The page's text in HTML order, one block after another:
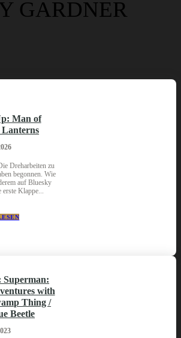
GARDNER
Man of
Dreharbeiten zu
begonnen. Wie
auf Bluesky
erste Klappe...
with
Thing /
Beetle